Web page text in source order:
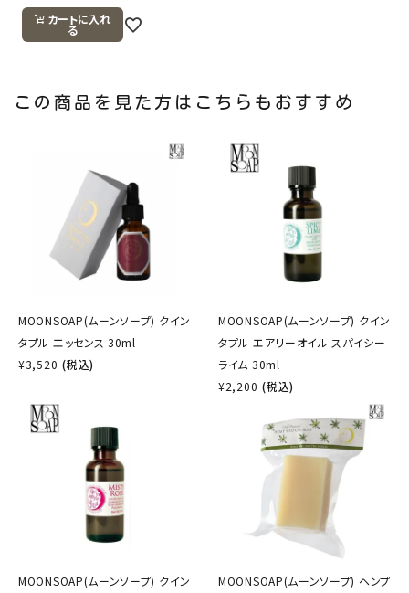
カートに入れ
る
この商品を見た方はこちらもおすすめ
MOONSOAP(ムーンソープ) クイン
タプル エッセンス 30ml
¥3,520 (税込)
MOONSOAP(ムーンソープ) クイン
タプル エアリーオイル スパイシー
ライム 30ml
¥2,200 (税込)
MOONSOAP(ムーンソープ) クイン
MOONSOAP(ムーンソープ) ヘンプ